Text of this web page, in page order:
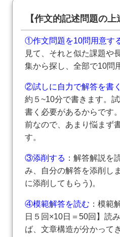
【作文的記述問題の上
①作文問題を10問用意す
見て、それと似た課題や
集から探し、全部で10問
②試しに自力で解答を書く
約５~10分で書きます。
書く必要があるからです
前なので、あまり悩まず
す。
③添削する ：解答解説を
み、自分の解答を添削し
に添削してもらう)。
④模範解答を読む ：模範
日５回×10日＝50回】読
ば、文章構造が分かって